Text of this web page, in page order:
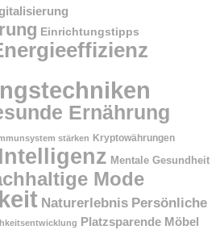
Einrichtungstipps
Ernährung
stärken Kryptowährungen
Mentale Gesundheit
Mode
Naturerlebnis Persönliche
Platzsparende Möbel